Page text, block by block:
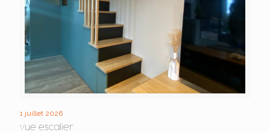
1 juillet 2026
vue escalier